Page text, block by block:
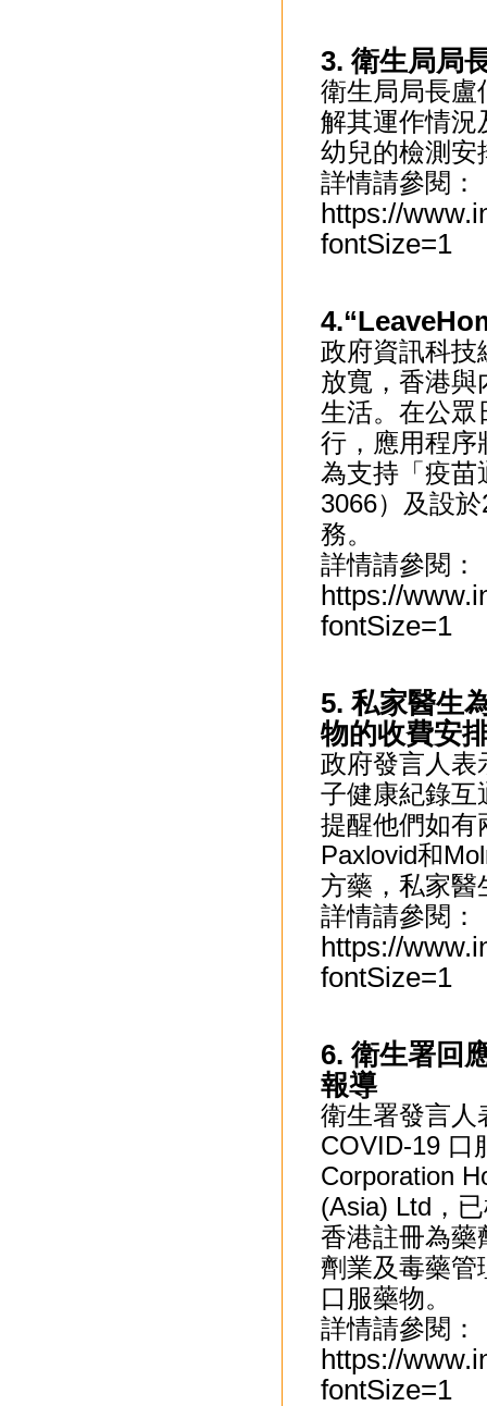
3. 衛生局局
衛生局局長盧
解其運作情況
幼兒的檢測安
詳情請參閱：
https://
fontSize=1
政府資訊科技
放寬，香港與
生活。在公眾
行，應用程序
為支持「疫苗
3066）及設
務。
詳情請參閱：
https://
fontSize=1
5. 私家醫生
物的收費安
政府發言人表
子健康紀錄互
提醒他們如有
Paxlovid和
方藥，私家醫
詳情請參閱：
https://
fontSize=1
6. 衛生署回
報導
衛生署發言人
COVID-19 口
Corporation
(Asia) Ltd，
香港註冊為藥
劑業及毒藥管
口服藥物。
詳情請參閱：
https://
fontSize=1